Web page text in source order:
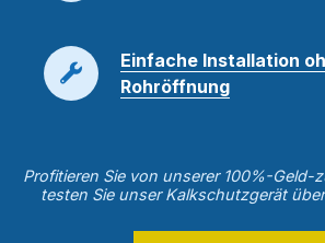
Einfache Installation
Rohröffnung
Profitieren Sie von unserer 100%-Geld-
testen Sie unser Kalkschutzgerät